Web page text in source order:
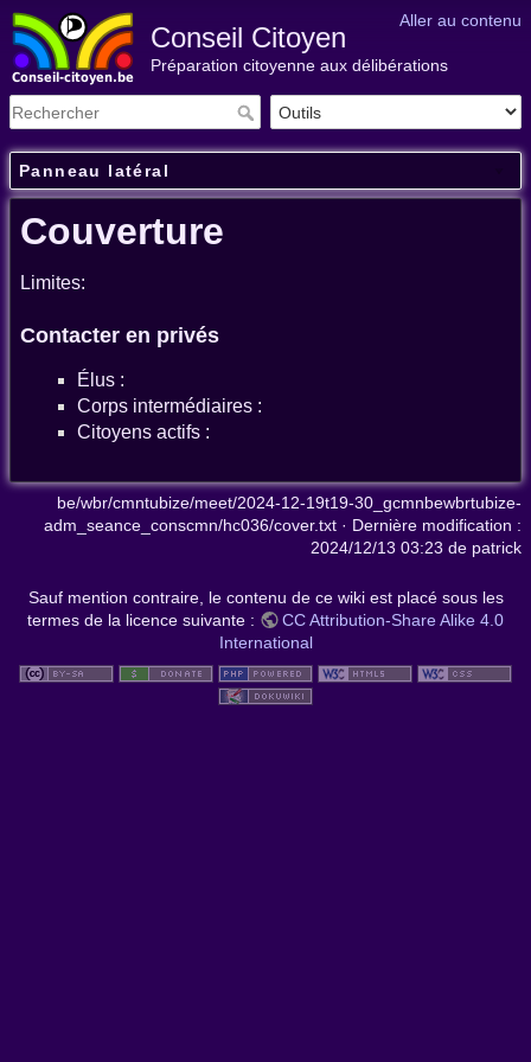
Aller au contenu
Conseil Citoyen
Préparation citoyenne aux délibérations
Panneau latéral
Couverture
Limites:
Contacter en privés
Élus :
Corps intermédiaires :
Citoyens actifs :
be/wbr/cmntubize/meet/2024-12-19t19-30_gcmnbewbrtubize-
adm_seance_conscmn/hc036/cover.txt · Dernière modification :
2024/12/13 03:23 de patrick
Sauf mention contraire, le contenu de ce wiki est placé sous les
termes de la licence suivante :
CC Attribution-Share Alike 4.0
International